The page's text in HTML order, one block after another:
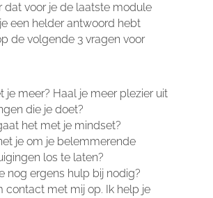
dat voor je de laatste module
een helder antwoord hebt
de volgende 3 vragen voor
je meer? Haal je meer plezier uit
die je doet?
het met je mindset?
je om je belemmerende
los te laten?
nog ergens hulp bij nodig?
contact met mij op. Ik help je